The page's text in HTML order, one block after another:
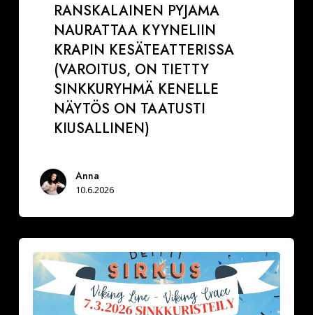
RANSKALAINEN PYJAMA
NAURATTAA KYYNELIIN
KRAPIN KESÄTEATTERISSA
(VAROITUS, ON TIETTY
SINKKURYHMÄ KENELLE
NÄYTÖS ON TAATUSTI
KIUSALLINEN)
Anna
10.6.2026
tyypillinen
sinkkuristeilijä?